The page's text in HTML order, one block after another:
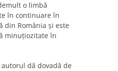
o limbă
în continuare în
din România şi este
minuţiozitate în
dă dovadă de